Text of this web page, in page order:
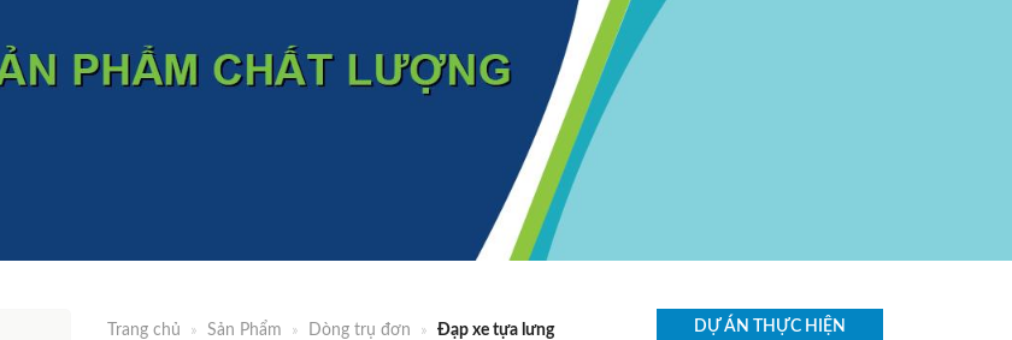
Trang chủ » Sản Phẩm » Dòng trụ đơn » Đạp xe tựa lưng DỰ ÁN THỰC HIỆN